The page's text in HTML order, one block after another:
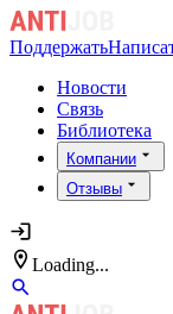
Поддержать
Новости
Связь
Библиотека
Компании
Отзывы
Loading...